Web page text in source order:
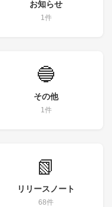
お知らせ
1件
🔵
その他
1件
📗
リリースノート
68件